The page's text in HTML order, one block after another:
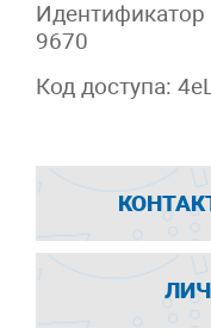
9670
Код доступа: